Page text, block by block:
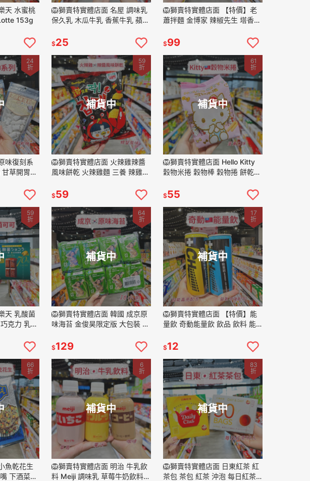
天 水蜜桃
153g
🦁獅賣特實體店面 名屋 調味乳
保久乳 木瓜牛乳 香蕉牛乳 蘋果
飲品 500ml
$25
🦁獅賣特實體店面 【特價】老
蕭拌麵 金博家 辣椒先生 塔香微
乾麵 宵夜
$99
24
折
味復刻系
草開胃橄
芒果
補貨中
59
折
🦁獅賣特實體店面 火辣雞辣醬
風味餅乾 火辣雞麵 三養 辣雞餅
購
$59
補貨中
61
折
🦁獅賣特實體店面 Hello Kitty
穀物米捲 穀物棒 穀物捲 餅乾
$55
59
折
天 乳酸菌
克力 乳酸
補貨中
64
折
🦁獅賣特實體店面 韓國 成京原
味海苔 金俊昊限定版 大包裝 16
$129
補貨中
17
折
🦁獅賣特實體店面 【特價】能
量飲 奇動能量飲 飲品 飲料 能
配方 100ml
$12
66
折
魚乾花生
下酒菜
補貨中
6
折
🦁獅賣特實體店面 明治 牛乳飲
料 Meiji 調味乳 草莓牛奶飲料
補貨中
83
折
🦁獅賣特實體店面 日東紅茶 紅
茶包 茶包 紅茶 沖泡 每日紅茶